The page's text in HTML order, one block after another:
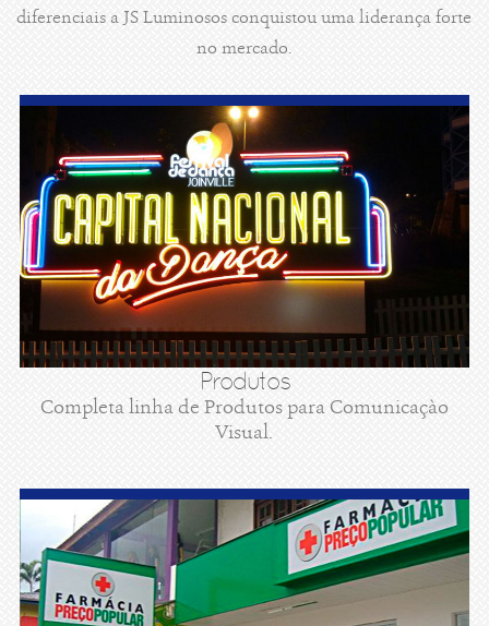
diferenciais a JS Luminosos conquistou uma liderança forte
no mercado.
Produtos
Completa linha de Produtos para Comunicaçào
Visual.